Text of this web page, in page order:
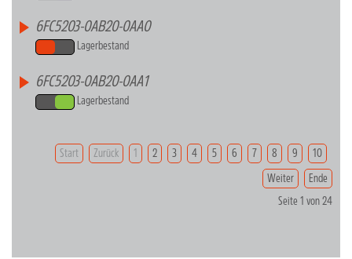
6FC5203-0AB20-0AA0
Lagerbestand
6FC5203-0AB20-0AA1
Lagerbestand
Start Zurück 2 3 4 5 6 7 8 9 10
Weiter
Ende
Seite 1 von 24